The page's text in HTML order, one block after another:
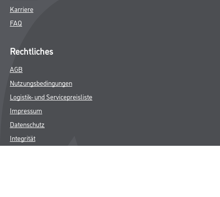
Karriere
FAQ
Rechtliches
AGB
Nutzungsbedingungen
Logistik- und Servicepreisliste
Impressum
Datenschutz
Integrität